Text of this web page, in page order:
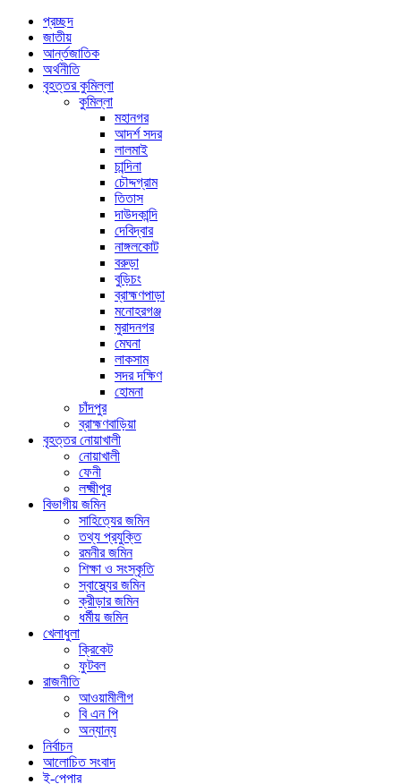
প্রচ্ছদ
জাতীয়
আর্ন্তজাতিক
অর্থনীতি
বৃহত্তর কুমিল্লা
কুমিল্লা
মহানগর
আদর্শ সদর
লালমাই
চান্দিনা
চৌদ্দগ্রাম
তিতাস
দাউদকান্দি
দেবিদ্বার
নাঙ্গলকোট
বরুড়া
বুড়িচং
ব্রাহ্মণপাড়া
মনোহরগঞ্জ
মুরাদনগর
মেঘনা
লাকসাম
সদর দক্ষিণ
হোমনা
চাঁদপুর
ব্রাহ্মণবাড়িয়া
বৃহত্তর নোয়াখালী
নোয়াখালী
ফেনী
লক্ষ্মীপুর
বিভাগীয় জমিন
সাহিত্যের জমিন
তথ্য প্রযুক্তি
রমনীর জমিন
শিক্ষা ও সংস্কৃতি
স্বাস্থ্যের জমিন
ক্রীড়ার জমিন
ধর্মীয় জমিন
খেলাধুলা
ক্রিকেট
ফুটবল
রাজনীতি
আওয়ামীলীগ
বি এন পি
অন্যান্য
নির্বাচন
আলোচিত সংবাদ
ই-পেপার